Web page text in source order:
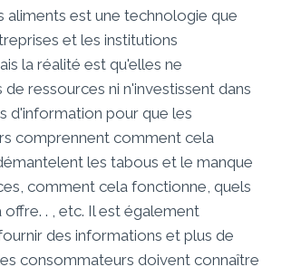
aliments est une technologie que
et les institutions
la réalité est qu'elles ne
ressources ni n'investissent dans
d'information pour que les
comprennent comment cela
les tabous et le manque
comment cela fonctionne, quels
. , etc. Il est également
des informations et plus de
consommateurs doivent connaître